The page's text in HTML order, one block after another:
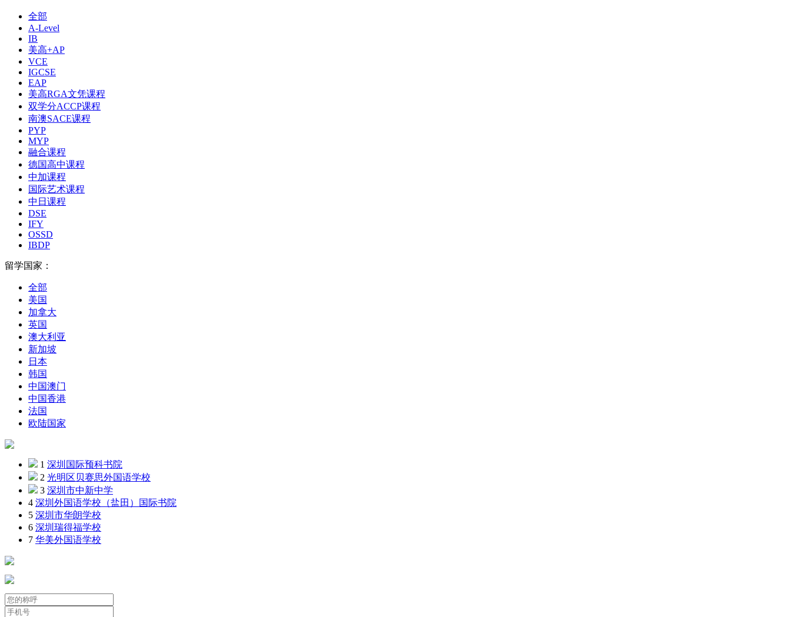
全部
A-Level
IB
美高+AP
VCE
IGCSE
EAP
美高RGA文凭课程
双学分ACCP课程
南澳SACE课程
PYP
MYP
融合课程
德国高中课程
中加课程
国际艺术课程
中日课程
DSE
IFY
OSSD
IBDP
留学国家：
全部
美国
加拿大
英国
澳大利亚
新加坡
日本
韩国
中国澳门
中国香港
法国
欧陆国家
1 深圳国际预科书院
2 光明区贝赛思外国语学校
3 深圳市中新中学
4 深圳外国语学校（盐田）国际书院
5 深圳市华朗学校
6 深圳瑞得福学校
7 华美外国语学校